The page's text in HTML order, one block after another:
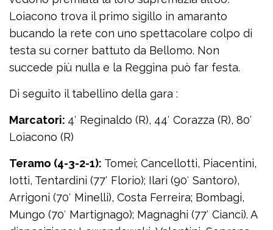
Loiacono trova il primo sigillo in amaranto
bucando la rete con uno spettacolare colpo di
testa su corner battuto da Bellomo. Non
succede più nulla e la Reggina può far festa.
Di seguito il tabellino della gara :
Marcatori: 4′ Reginaldo (R), 44′ Corazza (R), 80′
Loiacono (R)
Teramo (4-3-2-1): Tomei; Cancellotti, Piacentini,
Iotti, Tentardini (77′ Florio); Ilari (90′ Santoro),
Arrigoni (70′ Minelli), Costa Ferreira; Bombagi,
Mungo (70′ Martignago); Magnaghi (77′ Cianci). A